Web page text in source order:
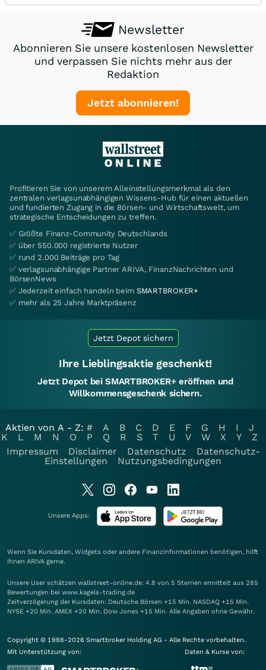
Newsletter
Abonnieren Sie unsere kostenlosen Newsletter
und verpassen Sie nichts mehr aus der
Redaktion
Jetzt abonnieren!
Profitieren Sie von unserem Alleinstellungsmerkmal als den
zentralen verlagsunabhängigen Wissens-Hub für einen aktuellen
und fundierten Zugang in die Börsen- und Wirtschaftswelt, um
strategische Entscheidungen zu treffen.
✅ Größte Finanz-Community Deutschlands
✅ über 550.000 registrierte Nutzer
✅ rund 2.000 Beiträge pro Tag
✅ verlagsunabhängige Partner ARIVA, FinanzNachrichten und
BörsenNews
✅ Jederzeit einfach handeln beim SMARTBROKER+
✅ mehr als 25 Jahre Marktpräsenz
Jetzt Depot sichern
Ihre Lieblingsaktie geschenkt!
Jetzt Depot bei SMARTBROKER+ eröffnen und
Willkommensgeschenk sichern.
Aktien von A - Z: # A B C D E F G H I
J
K
L M N O P Q R S T U V W X Y
Z
Impressum
Disclaimer Datenschutz
Datenschutz-
Einstellungen
Nutzungsbedingungen
Unsere Apps:
Wenn Sie Kursdaten, Widgets oder andere Finanzinformationen benötigen, hilft
Ihnen ARIVA gerne.
Unsere User schätzen wallstreet-online.de: 4.8 von 5 Sternen ermittelt aus 285
Bewertungen bei www.kagels-trading.de
Zeitverzögerung der Kursdaten: Deutsche Börsen +15 Min. NASDAQ +15 Min.
NYSE +20 Min. AMEX +20 Min. Dow Jones +15 Min. Alle Angaben ohne Gewähr.
Copyright © 1998-2026 Smartbroker Holding AG - Alle Rechte vorbehalten.
Mit Unterstützung von:
Daten & Kurse von: